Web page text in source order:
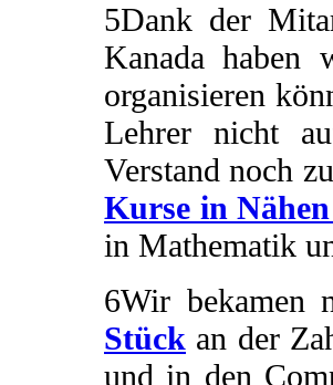
5Dank der
Kanada haben
organisieren
Lehrer nicht
Verstand noch
Kurse in
in Mathematik
6Wir bekamen
Stück an der
und in den